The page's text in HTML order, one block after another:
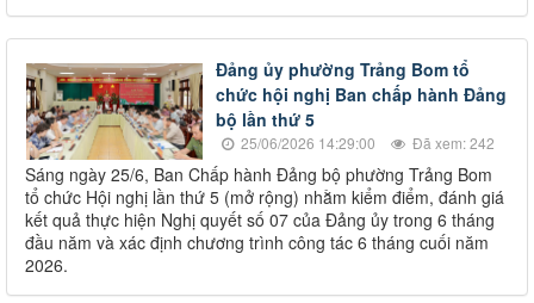
Đảng ủy phường Trảng Bom tổ
chức hội nghị Ban chấp hành Đảng
bộ lần thứ 5
25/06/2026 14:29:00 Đã xem: 242
Sáng ngày 25/6, Ban Chấp hành Đảng bộ phường Trảng Bom
tổ chức Hội nghị lần thứ 5 (mở rộng) nhằm kiểm điểm, đánh giá
kết quả thực hiện Nghị quyết số 07 của Đảng ủy trong 6 tháng
đầu năm và xác định chương trình công tác 6 tháng cuối năm
2026.